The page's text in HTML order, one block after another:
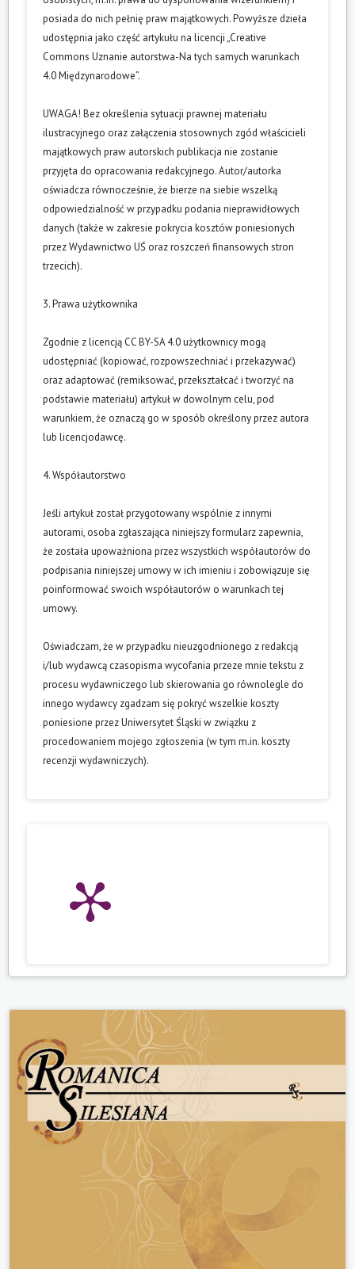
posiada do nich pełnię praw majątkowych. Powyższe dzieła
udostępnia jako część artykułu na licencji „Creative
Commons Uznanie autorstwa-Na tych samych warunkach
4.0 Międzynarodowe”.
UWAGA! Bez określenia sytuacji prawnej materiału
ilustracyjnego oraz załączenia stosownych zgód właścicieli
majątkowych praw autorskich publikacja nie zostanie
przyjęta do opracowania redakcyjnego. Autor/autorka
oświadcza równocześnie, że bierze na siebie wszelką
odpowiedzialność w przypadku podania nieprawidłowych
danych (także w zakresie pokrycia kosztów poniesionych
przez Wydawnictwo UŚ oraz roszczeń finansowych stron
trzecich).
3. Prawa użytkownika
Zgodnie z licencją CC BY-SA 4.0 użytkownicy mogą
udostępniać (kopiować, rozpowszechniać i przekazywać)
oraz adaptować (remiksować, przekształcać i tworzyć na
podstawie materiału) artykuł w dowolnym celu, pod
warunkiem, że oznaczą go w sposób określony przez autora
lub licencjodawcę.
4. Współautorstwo
Jeśli artykuł został przygotowany wspólnie z innymi
autorami, osoba zgłaszająca niniejszy formularz zapewnia,
że została upoważniona przez wszystkich współautorów do
podpisania niniejszej umowy w ich imieniu i zobowiązuje się
poinformować swoich współautorów o warunkach tej
umowy.
Oświadczam, że w przypadku nieuzgodnionego z redakcją
i/lub wydawcą czasopisma wycofania przeze mnie tekstu z
procesu wydawniczego lub skierowania go równolegle do
innego wydawcy zgadzam się pokryć wszelkie koszty
poniesione przez Uniwersytet Śląski w związku z
procedowaniem mojego zgłoszenia (w tym m.in. koszty
recenzji wydawniczych).